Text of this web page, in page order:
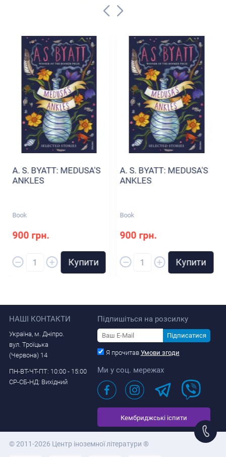
A. S. BYATT: MEDUSA'S
ANKLES
Book
900 грн.
– + Купити
A. S. BYATT: MEDUSA'S
ANKLES
Book
900 грн.
– + Купити
НАШІ КОНТАКТИ
Україна, м. Дніпро.
вул. Троїцька
(Червона) 14
ПН-ВТ-ЧТ-ПТ: 10:00 - 15:00
СР-СБ-НД: Вихідний
Підпишіться на розсилку
Підписатися
Я прочитав Умови згоди
Ми у соц. мережах
Кембриджські іспити
© 2011-2026 Центр іноземної літератури ®